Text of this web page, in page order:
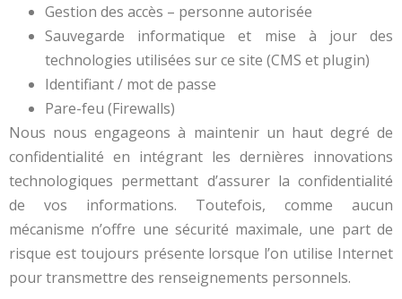
Gestion des accès – personne autorisée
Sauvegarde informatique et mise à jour des
technologies utilisées sur ce site (CMS et plugin)
Identifiant / mot de passe
Pare-feu (Firewalls)
Nous nous engageons à maintenir un haut degré de
confidentialité en intégrant les dernières innovations
technologiques permettant d’assurer la confidentialité
de vos informations. Toutefois, comme aucun
mécanisme n’offre une sécurité maximale, une part de
risque est toujours présente lorsque l’on utilise Internet
pour transmettre des renseignements personnels.